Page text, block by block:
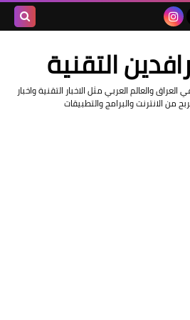
التقنية
والعالم العربي مثل الاخبار التقنية واخبار
من الانترنت والبرامج والتطبيقات